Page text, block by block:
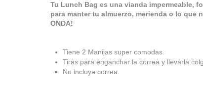
Tu Lunch Bag es una vianda impermeable,
para manter tu almuerzo, merienda o lo que
ONDA!
Tiene 2 Manijas super comodas.
Tiras para enganchar la correa y llevarla
No incluye correa